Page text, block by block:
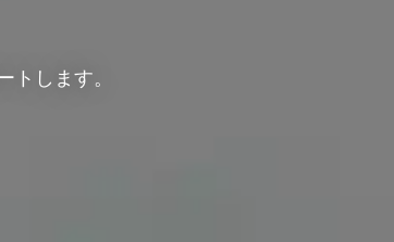
します。